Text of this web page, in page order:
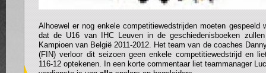
Alhoewel er nog enkele competitiewedstrijden moeten gespeeld
dat de U16 van IHC Leuven in de geschiedenisboeken
Kampioen van België 2011-2012. Het team van de coaches
(FIN) verloor dit seizoen geen enkele competitiewedstrijd en
116-12 optekenen. In een korte commentaar liet teammanager